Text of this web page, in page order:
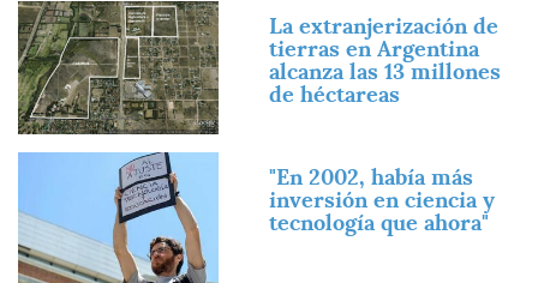
Imagen
La extranjerización de
tierras en Argentina
alcanza las 13 millones
de héctareas
"En 2002, había más
inversión en ciencia y
tecnología que ahora"